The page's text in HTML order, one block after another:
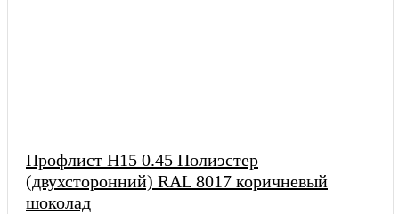
Профлист Н15 0.45 Полиэстер
(двухсторонний) RAL 8017 коричневый
шоколад